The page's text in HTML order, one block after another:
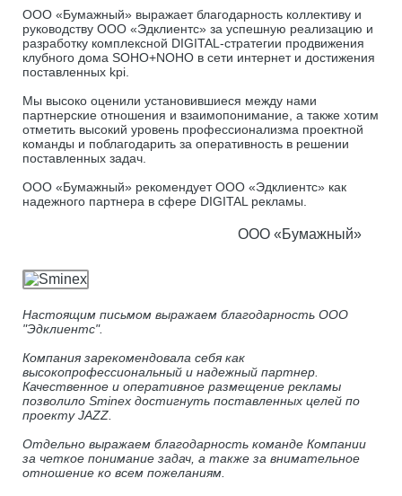
ООО «Бумажный» выражает благодарность коллективу и
руководству ООО «Эдклиентс» за успешную реализацию и
разработку комплексной DIGITAL-стратегии продвижения
клубного дома SOHO+NOHO в сети интернет и достижения
поставленных kpi.
Мы высоко оценили установившиеся между нами
партнерские отношения и взаимопонимание, а также хотим
отметить высокий уровень профессионализма проектной
команды и поблагодарить за оперативность в решении
поставленных задач.
ООО «Бумажный» рекомендует ООО «Эдклиентс» как
надежного партнера в сфере DIGITAL рекламы.
ООО «Бумажный»
Настоящим письмом выражаем благодарность ООО
"Эдклиентс".
Компания зарекомендовала себя как
высокопрофессиональный и надежный партнер.
Качественное и оперативное размещение рекламы
позволило Sminex достигнуть поставленных целей по
проекту JAZZ.
Отдельно выражаем благодарность команде Компании
за четкое понимание задач, а также за внимательное
отношение ко всем пожеланиям.